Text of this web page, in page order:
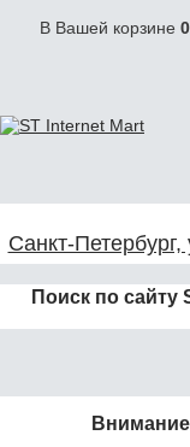
В Вашей корзине 0
Санкт-
Поиск по сайту